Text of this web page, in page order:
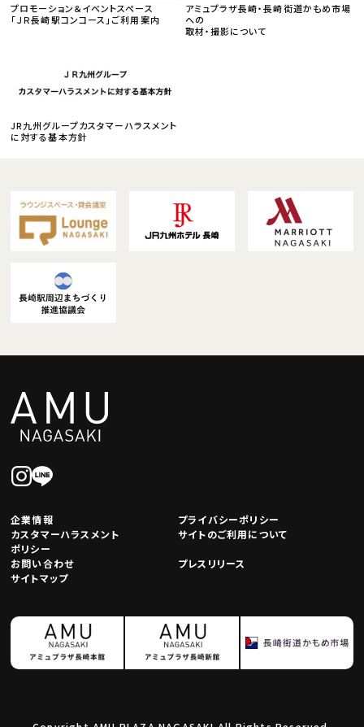
プロモーション＆イベントスペース
「ＪＲ長崎駅コンコース」ご利用案内
アミュプラザ長崎・長崎街道かもめ市場
への
取材・撮影について
JR九州グループカスタマーハラスメント
に対する基本方針
企業情報
プライバシーポリシー
カスタマーハラスメント
ポリシー
サイトのご利用について
お問い合わせ
プレスリリース
サイトマップ